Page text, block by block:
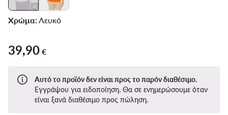
Χρώμα: Λευκό
39,90 €
39,90 €
Αυτό το προϊόν δεν είναι προς το παρόν διαθέσιμο.
Εγγράψου για ειδοποίηση. Θα σε ενημερώσουμε όταν
είναι ξανά διαθέσιμο προς πώληση.